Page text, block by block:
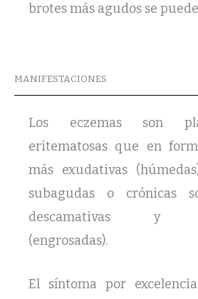
brotes más agudos se
MANIFESTACIONES
Los eczemas son
eritematosas que en
más exudativas
subagudas o crónicas
descamativas y
(engrosadas).
El síntoma por